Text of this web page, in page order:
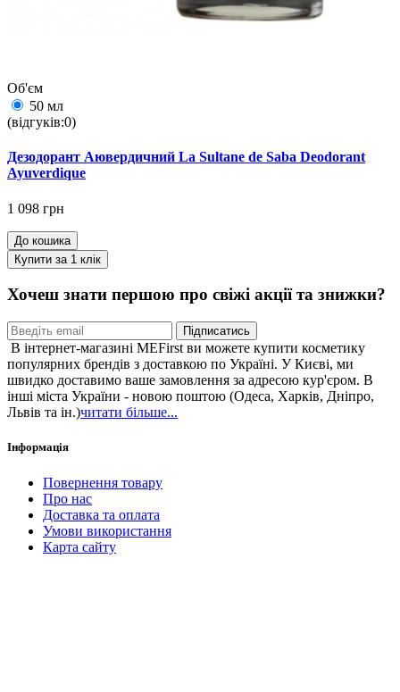
Об'єм
50 мл
(відгуків:0)
Дезодорант Аювердичний La Sultane de Saba Deodorant
Ayuverdique
1 098 грн
До кошика
Купити за 1 клiк
Хочеш знати першою про свіжі акції та знижки?
Підписатись
В інтернет-магазині MEFirst ви можете купити косметику
популярних брендів з доставкою по Україні. У Києві, ми
швидко доставимо ваше замовлення за адресою кур'єром. В
інші міста України - новою поштою (Одеса, Харків, Дніпро,
Львів та ін.)читати більше...
Інформація
Повернення товару
Про нас
Доставка та оплата
Умови використання
Карта сайту